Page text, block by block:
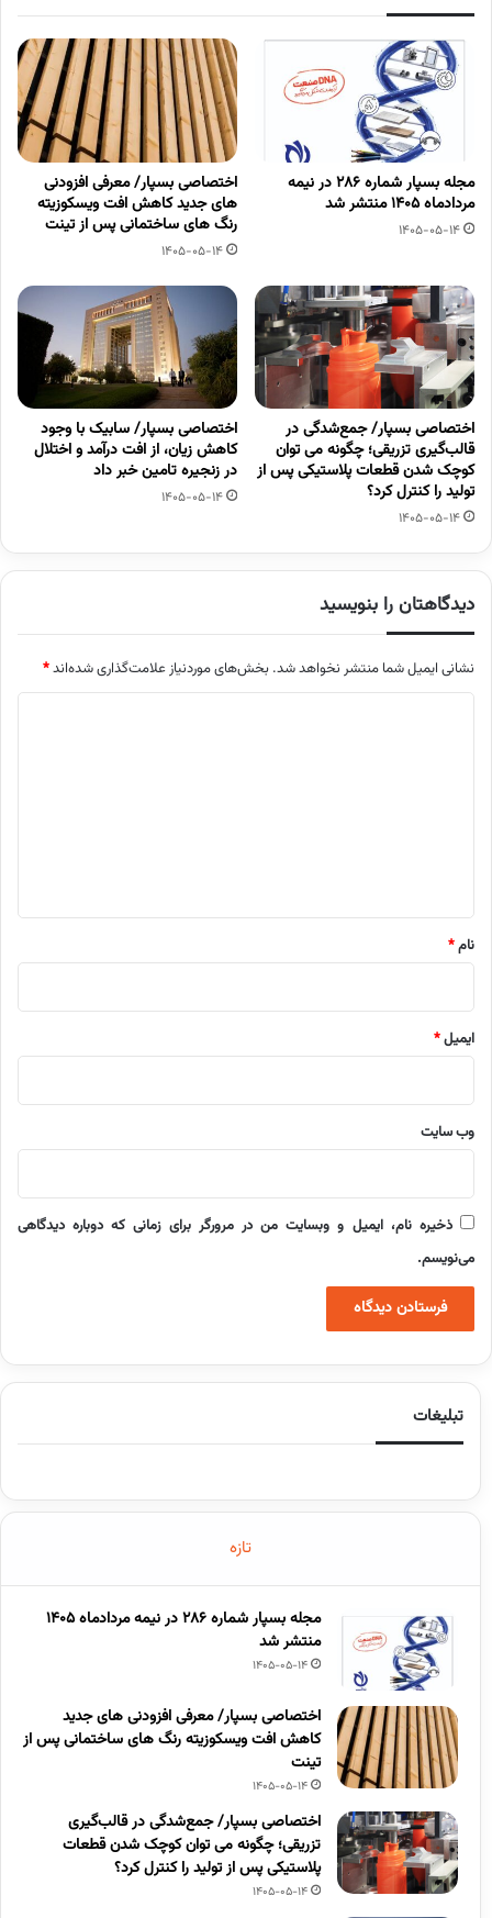
مجله بسپار شماره 286 در نیمه
مردادماه 1405 منتشر شد
1405-05-14
اختصاصی بسپار/ معرفی افزودنی
های جدید کاهش افت ویسکوزیته
رنگ های ساختمانی پس از تینت
1405-05-14
اختصاصی بسپار/ جمع‌شدگی در
قالب‌گیری تزریقی؛ چگونه می توان
کوچک شدن قطعات پلاستیکی پس از
تولید را کنترل کرد؟
1405-05-14
اختصاصی بسپار/ سابیک با وجود
کاهش زیان، از افت درآمد و اختلال
در زنجیره تامین خبر داد
1405-05-14
دیدگاهتان را بنویسید
نشانی ایمیل شما منتشر نخواهد شد. بخش‌های موردنیاز علامت‌گذاری شده‌اند*
نام*
ایمیل*
وب‌ سایت
ذخیره نام، ایمیل و وبسایت من در مرورگر برای زمانی که دوباره دیدگاهی
می‌نویسم.
تبلیغات
تازه
مجله بسپار شماره 286 در نیمه مردادماه 1405
منتشر شد
1405-05-14
اختصاصی بسپار/ معرفی افزودنی های جدید
کاهش افت ویسکوزیته رنگ های ساختمانی پس از
تینت
1405-05-14
اختصاصی بسپار/ جمع‌شدگی در قالب‌گیری
تزریقی؛ چگونه می توان کوچک شدن قطعات
پلاستیکی پس از تولید را کنترل کرد؟
1405-05-14